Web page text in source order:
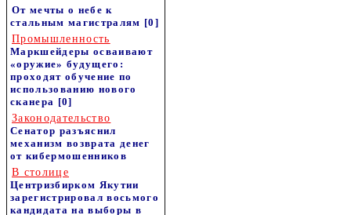
От мечты о небе к
стальным магистралям [0]
Промышленность
Маркшейдеры осваивают
«оружие» будущего:
проходят обучение по
использованию нового
сканера [0]
Законодательство
Сенатор разъяснил
механизм возврата денег
от кибермошенников
В столице
Центризбирком Якутии
зарегистрировал восьмого
кандидата на выборы в